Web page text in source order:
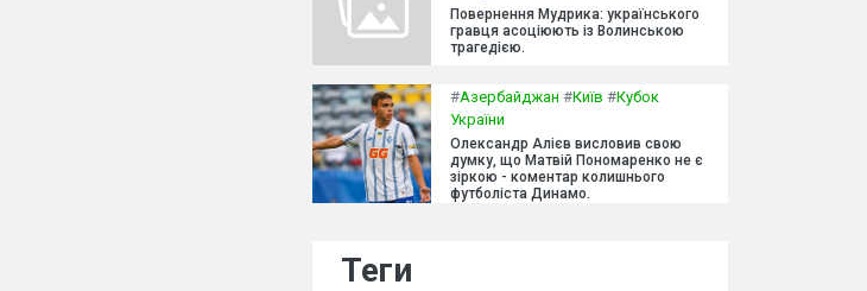
Повернення Мудрика: українського
гравця асоціюють із Волинською
трагедією.
#Азербайджан #Київ #Кубок
України
Олександр Алієв висловив свою
думку, що Матвій Пономаренко не є
зіркою - коментар колишнього
футболіста Динамо.
Теги